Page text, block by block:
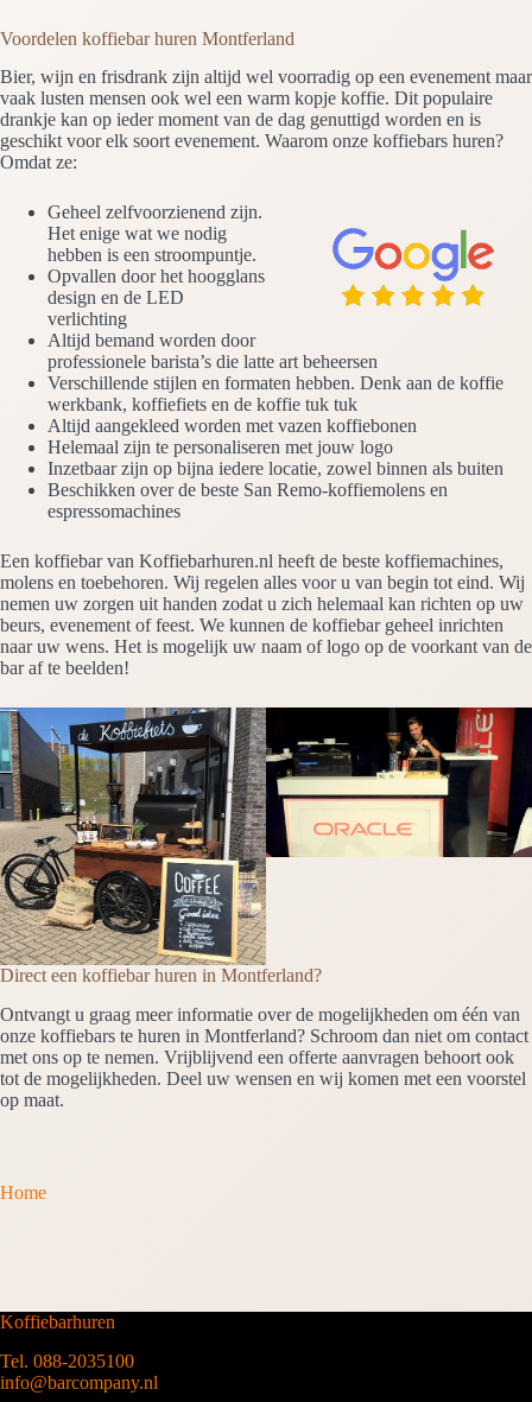
Voordelen koffiebar huren Montferland
Bier, wijn en frisdrank zijn altijd wel voorradig op een evenement maar
vaak lusten mensen ook wel een warm kopje koffie. Dit populaire
drankje kan op ieder moment van de dag genuttigd worden en is
geschikt voor elk soort evenement. Waarom onze koffiebars huren?
Omdat ze:
Geheel zelfvoorzienend zijn.
Het enige wat we nodig
hebben is een stroompuntje.
Opvallen door het hoogglans
design en de LED
verlichting
Altijd bemand worden door
professionele barista’s die latte art beheersen
Verschillende stijlen en formaten hebben. Denk aan de koffie
werkbank, koffiefiets en de koffie tuk tuk
Altijd aangekleed worden met vazen koffiebonen
Helemaal zijn te personaliseren met jouw logo
Inzetbaar zijn op bijna iedere locatie, zowel binnen als buiten
Beschikken over de beste San Remo-koffiemolens en
espressomachines
Een koffiebar van Koffiebarhuren.nl heeft de beste koffiemachines,
molens en toebehoren. Wij regelen alles voor u van begin tot eind. Wij
nemen uw zorgen uit handen zodat u zich helemaal kan richten op uw
beurs, evenement of feest. We kunnen de koffiebar geheel inrichten
naar uw wens. Het is mogelijk uw naam of logo op de voorkant van de
bar af te beelden!
Direct een koffiebar huren in Montferland?
Ontvangt u graag meer informatie over de mogelijkheden om één van
onze koffiebars te huren in Montferland? Schroom dan niet om contact
met ons op te nemen. Vrijblijvend een offerte aanvragen behoort ook
tot de mogelijkheden. Deel uw wensen en wij komen met een voorstel
op maat.
Home
Koffiebarhuren
Tel. 088-2035100
info@barcompany.nl